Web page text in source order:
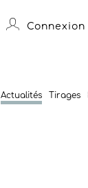
Connexion
Actualités Tirages